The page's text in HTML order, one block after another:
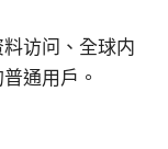
访问、全球内
通用户。